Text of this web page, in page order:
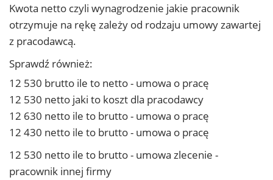
Kwota netto czyli wynagrodzenie jakie pracownik
otrzymuje na rękę zależy od rodzaju umowy zawartej
z pracodawcą.
Sprawdź również:
12 530 brutto ile to netto - umowa o pracę
12 530 netto jaki to koszt dla pracodawcy
12 630 netto ile to brutto - umowa o pracę
12 430 netto ile to brutto - umowa o pracę
12 530 netto ile to brutto - umowa zlecenie -
pracownik innej firmy